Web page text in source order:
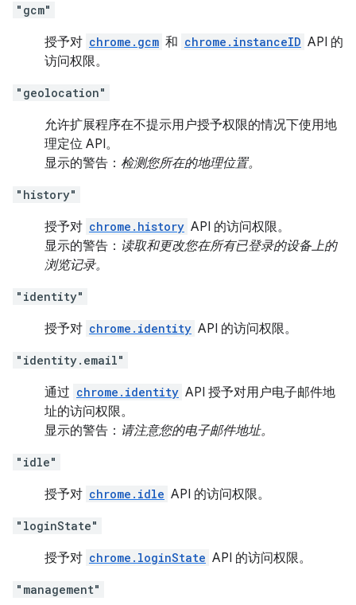
"gcm"
授予对 chrome.gcm 和 chrome.instanceID API 的
访问权限。
"geolocation"
允许扩展程序在不提示用户授予权限的情况下使用地
理定位 API。
显示的警告： 检测您所在的地理位置。
"history"
授予对 chrome.history API 的访问权限。
显示的警告： 读取和更改您在所有已登录的设备上的
浏览记录。
"identity"
授予对 chrome.identity API 的访问权限。
"identity.email"
通过 chrome.identity API 授予对用户电子邮件地
址的访问权限。
显示的警告： 请注意您的电子邮件地址。
"idle"
授予对 chrome.idle API 的访问权限。
"loginState"
授予对 chrome.loginState API 的访问权限。
"management"